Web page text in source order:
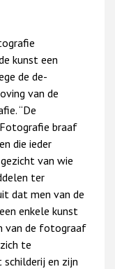
kunst een
de de-
van de
“De
braaf
die ieder
van wie
ter
dat men van de
enkele kunst
van de fotograaf
te
en zijn